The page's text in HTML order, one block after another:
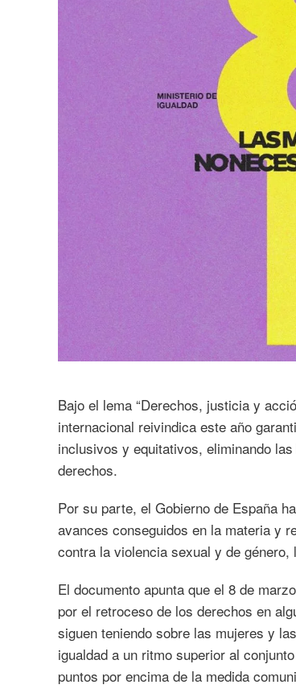
Bajo el lema “Derechos, justicia y
internacional reivindica este año
inclusivos y equitativos, eliminando
derechos.
Por su parte, el Gobierno de España
avances conseguidos en la materia y
contra la violencia sexual y de
El documento apunta que el 8 de
por el retroceso de los derechos en
siguen teniendo sobre las mujeres y
igualdad a un ritmo superior al
puntos por encima de la medida